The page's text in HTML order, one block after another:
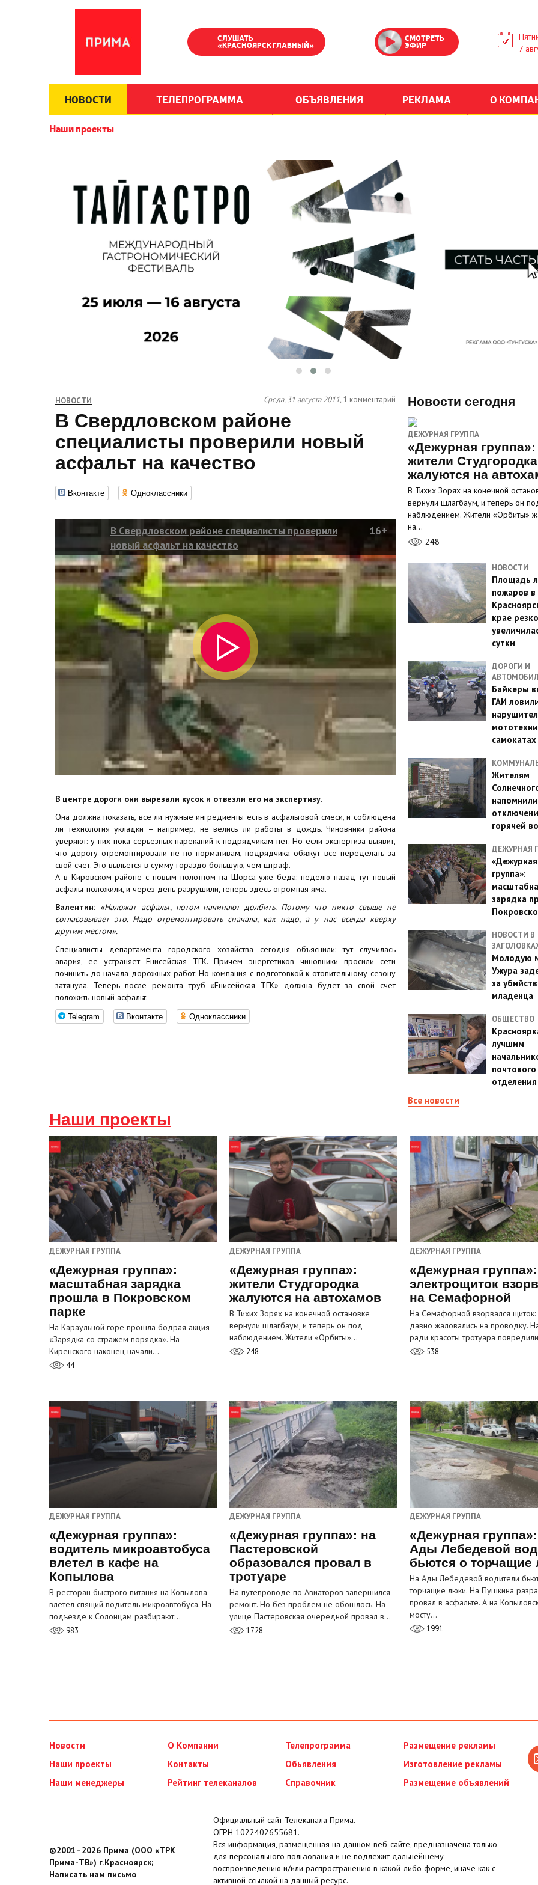
СЛУШАТЬ
«КРАСНОЯРСК ГЛАВНЫЙ»
СМОТРЕТЬ
ЭФИР
7
НОВОСТИ ТЕЛЕПРОГРАММА ОБЪЯВЛЕНИЯ РЕКЛАМА О
Наши проекты
НОВОСТИ Среда, 31 августа 2011,1 комментарий
В Свердловском районе
специалисты проверили новый
асфальт на качество
Вконтакте Одноклассники
В Свердловском районе специалисты проверили
новый асфальт на качество
16+
В центре дороги они вырезали кусок и отвезли его на экспертизу.
Она должна показать, все ли нужные ингредиенты есть в асфальтовой смеси, и соблюдена
ли технология укладки – например, не велись ли работы в дождь. Чиновники района
уверяют: у них пока серьезных нареканий к подрядчикам нет. Но если экспертиза выявит,
что дорогу отремонтировали не по нормативам, подрядчика обяжут все переделать за
свой счет. Это выльется в сумму гораздо большую, чем штраф.
А в Кировском районе с новым полотном на Щорса уже беда: неделю назад тут новый
асфальт положили, и через день разрушили, теперь здесь огромная яма.
Валентин: «Наложат асфальт, потом начинают долбить. Потому что никто свыше не
согласовывает это. Надо отремонтировать сначала, как надо, а у нас всегда кверху
другим местом».
Специалисты департамента городского хозяйства сегодня объяснили: тут случилась
авария, ее устраняет Енисейская ТГК. Причем энергетиков чиновники просили сети
починить до начала дорожных работ. Но компания с подготовкой к отопительному сезону
затянула. Теперь после ремонта труб «Енисейская ТГК» должна будет за свой счет
положить новый асфальт.
Telegram Вконтакте Одноклассники
Новости сегодня
ДЕЖУРНАЯ ГРУППА
«Дежурная группа»:
жители Студгородка
жалуются на
В Тихих Зорях на конечной
вернули шлагбаум, и теперь он
наблюдением. Жители «Орбиты»
на…
248
НОВОСТИ
Площадь
пожаров в
крае резко
сутки
ДОРОГИ И
Байкеры
ГАИ
самокатах
Жителям
горячей
ДЕЖУРНАЯ
«Дежурная
группа»:
зарядка
НОВОСТИ В
Молодую
Ужура
за
младенца
ОБЩЕСТВО
лучшим
почтового
отделения
Все новости
Наши проекты
ДЕЖУРНАЯ ГРУППА
«Дежурная группа»:
масштабная зарядка
прошла в Покровском
парке
На Караульной горе прошла бодрая акция
«Зарядка со стражем порядка». На
Киренского наконец начали…
44
ДЕЖУРНАЯ ГРУППА
«Дежурная группа»:
жители Студгородка
жалуются на автохамов
В Тихих Зорях на конечной остановке
вернули шлагбаум, и теперь он под
наблюдением. Жители «Орбиты»…
248
ДЕЖУРНАЯ ГРУППА
«Дежурная группа»:
электрощиток
на Семафорной
На Семафорной взорвался щиток:
давно жаловались на проводку.
ради красоты тротуара
538
ДЕЖУРНАЯ ГРУППА
«Дежурная группа»:
водитель микроавтобуса
влетел в кафе на
Копылова
В ресторан быстрого питания на Копылова
влетел спящий водитель микроавтобуса. На
подъезде к Солонцам разбирают…
983
ДЕЖУРНАЯ ГРУППА
«Дежурная группа»: на
Пастеровской
образовался провал в
тротуаре
На путепроводе по Авиаторов завершился
ремонт. Но без проблем не обошлось. На
улице Пастеровская очередной провал в…
1728
ДЕЖУРНАЯ ГРУППА
«Дежурная
Ады Лебедевой
бьются о торчащие
На Ады Лебедевой водители
торчащие люки. На Пушкина
провал в асфальте. А на
мосту…
1991
Новости
Наши проекты
Наши менеджеры
О Компании
Контакты
Рейтинг телеканалов
Телепрограмма
Обьявления
Справочник
Размещение рекламы
Изготовление рекламы
Размещение объявлений
©2001–2026 Прима (ООО «ТРК
Прима-ТВ») г.Красноярск;
Написать нам письмо
Официальный сайт Телеканала Прима.
ОГРН 1022402655681.
Вся информация, размещенная на данном веб-сайте, предназначена только
для персонального пользования и не подлежит дальнейшему
воспроизведению и/или распространению в какой-либо форме, иначе как с
активной ссылкой на данный ресурс.